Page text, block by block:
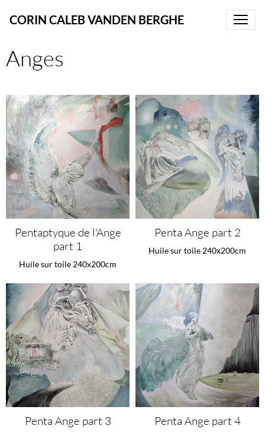
CORIN CALEB VANDEN BERGHE
Anges
Pentaptyque de l'Ange
part 1
Huile sur toile 240x200cm
Penta Ange part 2
Huile sur toile 240x200cm
Penta Ange part 3 Penta Ange part 4